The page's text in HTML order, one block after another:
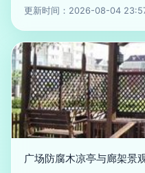
更新时间：2026-08-04
广场防腐木凉亭与廊架景